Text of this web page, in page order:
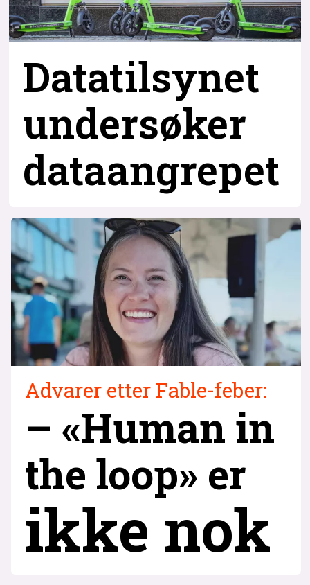
Datatilsynet
undersøker
dataangrepet
Advarer etter Fable-feber:
– «Human in
the loop» er
ikke nok